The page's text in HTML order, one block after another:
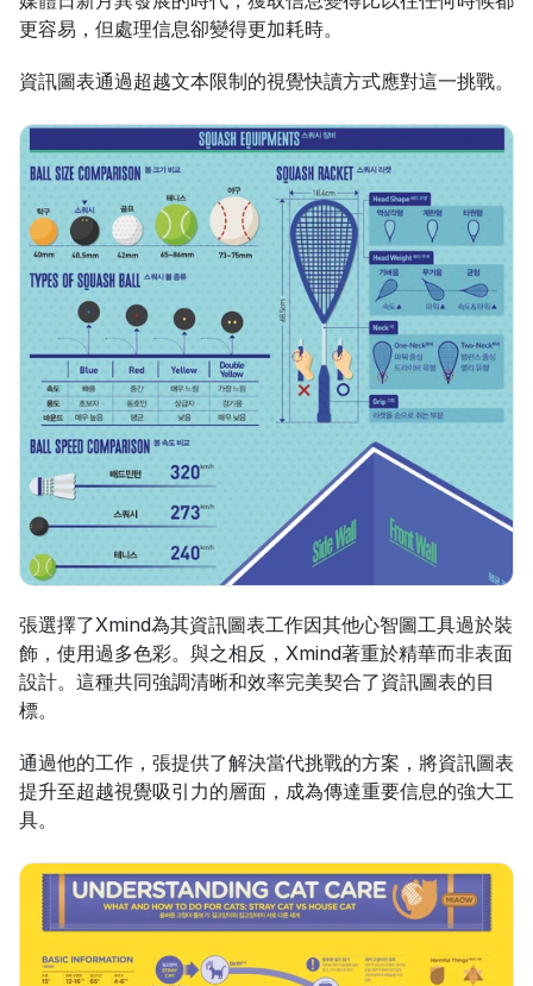
更容易，但處理信息卻變得更加耗時。
資訊圖表通過超越文本限制的視覺快讀方式應對這一挑戰。
張選擇了Xmind為其資訊圖表工作因其他心智圖工具過於裝
飾，使用過多色彩。與之相反，Xmind著重於精華而非表面
設計。這種共同強調清晰和效率完美契合了資訊圖表的目
標。
通過他的工作，張提供了解決當代挑戰的方案，將資訊圖表
提升至超越視覺吸引力的層面，成為傳達重要信息的強大工
具。